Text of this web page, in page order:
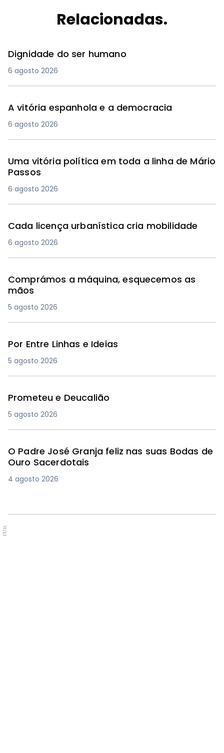
Relacionadas.
Dignidade do ser humano
6 agosto 2026
A vitória espanhola e a democracia
6 agosto 2026
Uma vitória política em toda a linha de Mário
Passos
6 agosto 2026
Cada licença urbanística cria mobilidade
6 agosto 2026
Comprámos a máquina, esquecemos as
mãos
5 agosto 2026
Por Entre Linhas e Ideias
5 agosto 2026
Prometeu e Deucalião
5 agosto 2026
O Padre José Granja feliz nas suas Bodas de
Ouro Sacerdotais
4 agosto 2026
PUB.